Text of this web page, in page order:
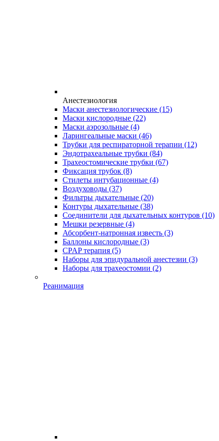
Анестезиология
Маски анестезиологические (15)
Маски кислородные (22)
Маски аэрозольные (4)
Ларингеальные маски (46)
Трубки для респираторной терапии (12)
Эндотрахеальные трубки (84)
Трахеостомические трубки (67)
Фиксация трубок (8)
Стилеты интубационные (4)
Воздуховоды (37)
Фильтры дыхательные (20)
Контуры дыхательные (38)
Соединители для дыхательных контуров (10)
Мешки резервные (4)
Абсорбент-натронная известь (3)
Баллоны кислородные (3)
CPAP терапия (5)
Наборы для эпидуральной анестезии (3)
Наборы для трахеостомии (2)
Реанимация